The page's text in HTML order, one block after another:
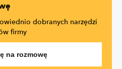
dobranych narzędzi
firmy
na rozmowę